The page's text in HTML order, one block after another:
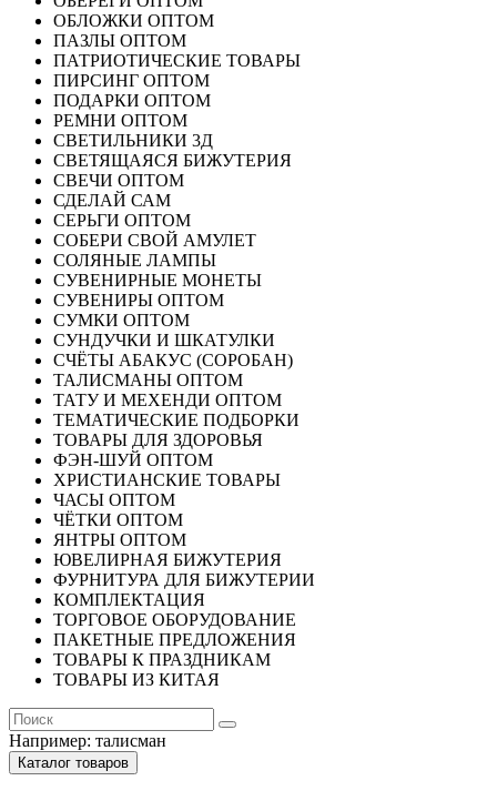
ОБЛОЖКИ ОПТОМ
ПАЗЛЫ ОПТОМ
ПАТРИОТИЧЕСКИЕ ТОВАРЫ
ПИРСИНГ ОПТОМ
ПОДАРКИ ОПТОМ
РЕМНИ ОПТОМ
СВЕТИЛЬНИКИ 3Д
СВЕТЯЩАЯСЯ БИЖУТЕРИЯ
СВЕЧИ ОПТОМ
СДЕЛАЙ САМ
СЕРЬГИ ОПТОМ
СОБЕРИ СВОЙ АМУЛЕТ
СОЛЯНЫЕ ЛАМПЫ
СУВЕНИРНЫЕ МОНЕТЫ
СУВЕНИРЫ ОПТОМ
СУМКИ ОПТОМ
СУНДУЧКИ И ШКАТУЛКИ
СЧЁТЫ АБАКУС (СОРОБАН)
ТАЛИСМАНЫ ОПТОМ
ТАТУ И МЕХЕНДИ ОПТОМ
ТЕМАТИЧЕСКИЕ ПОДБОРКИ
ТОВАРЫ ДЛЯ ЗДОРОВЬЯ
ФЭН-ШУЙ ОПТОМ
ХРИСТИАНСКИЕ ТОВАРЫ
ЧАСЫ ОПТОМ
ЧЁТКИ ОПТОМ
ЯНТРЫ ОПТОМ
ЮВЕЛИРНАЯ БИЖУТЕРИЯ
ФУРНИТУРА ДЛЯ БИЖУТЕРИИ
КОМПЛЕКТАЦИЯ
ТОРГОВОЕ ОБОРУДОВАНИЕ
ПАКЕТНЫЕ ПРЕДЛОЖЕНИЯ
ТОВАРЫ К ПРАЗДНИКАМ
ТОВАРЫ ИЗ КИТАЯ
Например: талисман
Каталог товаров